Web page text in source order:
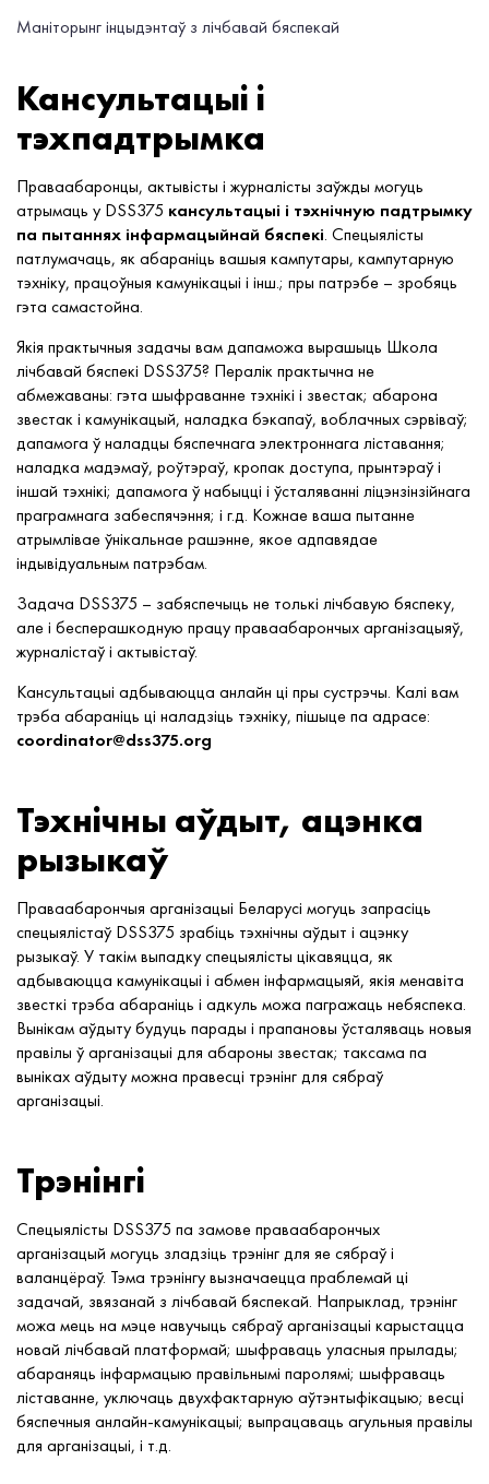
Маніторынг інцыдэнтаў з лічбавай бяспекай
Кансультацыі і
тэхпадтрымка
Праваабаронцы, актывісты і журналісты заўжды могуць
атрымаць у DSS375 кансультацыі і тэхнічную падтрымку
па пытаннях інфармацыйнай бяспекі. Спецыялісты
патлумачаць, як абараніць вашыя кампутары, кампутарную
тэхніку, працоўныя камунікацыі і інш.; пры патрэбе – зробяць
гэта самастойна.
Якія практычныя задачы вам дапаможа вырашыць Школа
лічбавай бяспекі DSS375? Пералік практычна не
абмежаваны: гэта шыфраванне тэхнікі і звестак; абарона
звестак і камунікацый, наладка бэкапаў, воблачных сэрвіваў;
дапамога ў наладцы бяспечнага электроннага ліставання;
наладка мадэмаў, роўтэраў, кропак доступа, прынтэраў і
іншай тэхнікі; дапамога ў набыцці і ўсталяванні ліцэнзінзійнага
праграмнага забеспячэння; і г.д. Кожнае ваша пытанне
атрымлівае ўнікальнае рашэнне, якое адпавядае
індывідуальным патрэбам.
Задача DSS375 – забяспечыць не толькі лічбавую бяспеку,
але і бесперашкодную працу праваабарончых арганізацыяў,
журналістаў і актывістаў.
Кансультацыі адбываюцца анлайн ці пры сустрэчы. Калі вам
трэба абараніць ці наладзіць тэхніку, пішыце па адрасе:
coordinator@dss375.org
Тэхнічны аўдыт, ацэнка
рызыкаў
Праваабарончыя арганізацыі Беларусі могуць запрасіць
спецыялістаў DSS375 зрабіць тэхнічны аўдыт і ацэнку
рызыкаў. У такім выпадку спецыялісты цікавяцца, як
адбываюцца камунікацыі і абмен інфармацыяй, якія менавіта
звесткі трэба абараніць і адкуль можа пагражаць небяспека.
Вынікам аўдыту будуць парады і прапановы ўсталяваць новыя
правілы ў арганізацыі для абароны звестак; таксама па
выніках аўдыту можна правесці трэнінг для сябраў
арганізацыі.
Трэнінгі
Спецыялісты DSS375 па замове праваабарончых
арганізацый могуць зладзіць трэнінг для яе сябраў і
валанцёраў. Тэма трэнінгу вызначаецца праблемай ці
задачай, звязанай з лічбавай бяспекай. Напрыклад, трэнінг
можа мець на мэце навучыць сябраў арганізацыі карыстацца
новай лічбавай платформай; шыфраваць уласныя прылады;
абараняць інфармацыю правільнымі паролямі; шыфраваць
ліставанне, уключаць двухфактарную аўтэнтыфікацыю; весці
бяспечныя анлайн-камунікацыі; выпрацаваць агульныя правілы
для арганізацыі, і т.д.